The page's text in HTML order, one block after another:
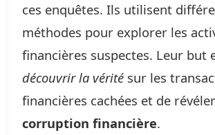
ces enquêtes. Ils utilisent
méthodes pour explorer les
financières suspectes. Leur but
découvrir la vérité sur les
financières cachées et de
corruption financière.